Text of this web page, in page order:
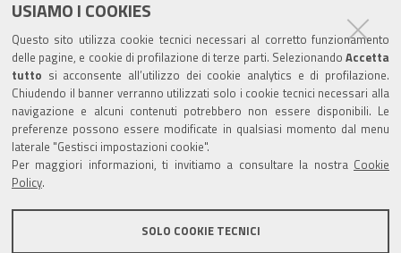
USIAMO I COOKIES
Questo sito utilizza cookie tecnici necessari al corretto funzionamento
delle pagine, e cookie di profilazione di terze parti. Selezionando Accetta
tutto si acconsente all’utilizzo dei cookie analytics e di profilazione.
Chiudendo il banner verranno utilizzati solo i cookie tecnici necessari alla
navigazione e alcuni contenuti potrebbero non essere disponibili. Le
preferenze possono essere modificate in qualsiasi momento dal menu
laterale "Gestisci impostazioni cookie".
Per maggiori informazioni, ti invitiamo a consultare la nostra Cookie
Policy
SOLO COOKIE TECNICI
Amministrazione trasparente
Albo Camerale
Pubblicità Legale
Area riservata Amministratori